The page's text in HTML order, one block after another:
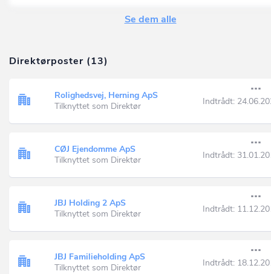
Se dem alle
Direktørposter (13)
Rolighedsvej, Herning ApS
Tilknyttet som Direktør
Indtrådt:
CØJ Ejendomme ApS
Tilknyttet som Direktør
Indtrådt:
JBJ Holding 2 ApS
Tilknyttet som Direktør
Indtrådt:
JBJ Familieholding ApS
Tilknyttet som Direktør
Indtrådt: